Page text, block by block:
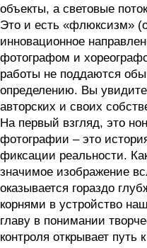
объекты, а световые
Это и есть «флюксизм»
инновационное
фотографом и
работы не поддаются
определению. Вы
авторских и своих
На первый взгляд, это
фотографии – это
фиксации реальности.
значимое изображение
оказывается гораздо
корнями в устройство
главу в понимании
контроля открывает